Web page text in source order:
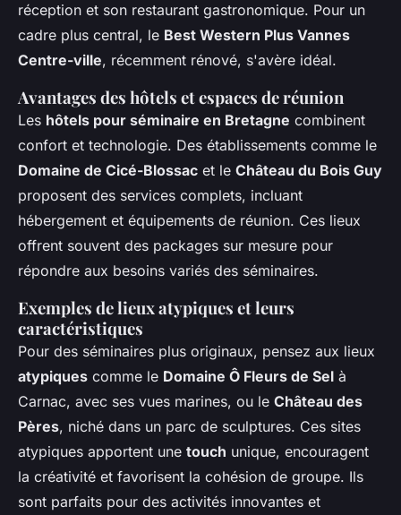
réception et son restaurant gastronomique. Pour un
cadre plus central, le Best Western Plus Vannes
Centre-ville, récemment rénové, s'avère idéal.
Avantages des hôtels et espaces de réunion
Les hôtels pour séminaire en Bretagne combinent
confort et technologie. Des établissements comme le
Domaine de Cicé-Blossac et le Château du Bois Guy
proposent des services complets, incluant
hébergement et équipements de réunion. Ces lieux
offrent souvent des packages sur mesure pour
répondre aux besoins variés des séminaires.
Exemples de lieux atypiques et leurs
caractéristiques
Pour des séminaires plus originaux, pensez aux lieux
atypiques comme le Domaine Ô Fleurs de Sel à
Carnac, avec ses vues marines, ou le Château des
Pères, niché dans un parc de sculptures. Ces sites
atypiques apportent une touch unique, encouragent
la créativité et favorisent la cohésion de groupe. Ils
sont parfaits pour des activités innovantes et